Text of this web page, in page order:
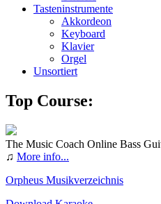
Tasteninstrumente
Akkordeon
Keyboard
Klavier
Orgel
Unsortiert
Top Course:
The Music Coach Online Bass
♫ More info...
Orpheus Musikverzeichnis